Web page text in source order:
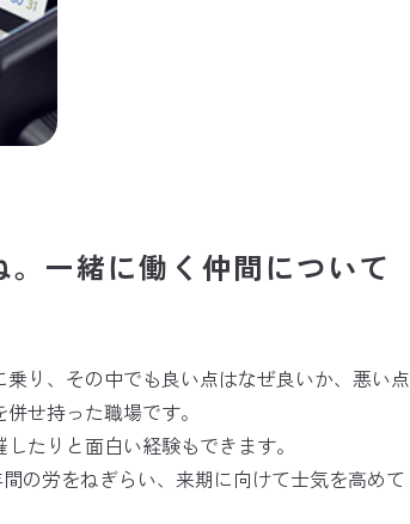
一緒に働く仲間について
り、その中でも良い点はなぜ良いか、悪い点
せ持った職場です。
たりと面白い経験もできます。
の労をねぎらい、来期に向けて士気を高めて